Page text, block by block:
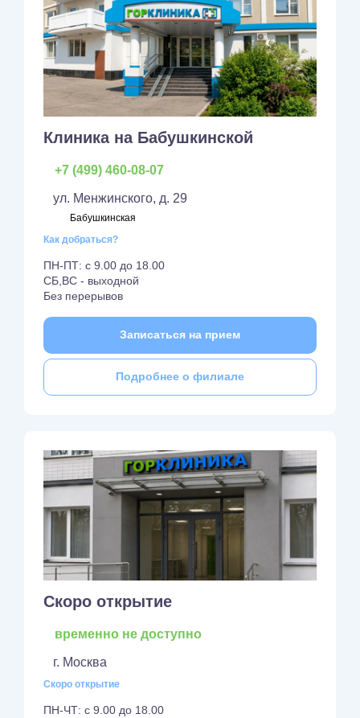
Клиника на Бабушкинской
+7 (499) 460-08-07
ул. Менжинского, д. 29
Бабушкинская
Как добраться?
ПН-ПТ: с 9.00 до 18.00
СБ,ВС - выходной
Без перерывов
Записаться на прием
Подробнее о филиале
Скоро открытие
временно не доступно
г. Москва
Скоро открытие
ПН-ЧТ: с 9.00 до 18.00